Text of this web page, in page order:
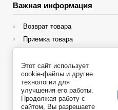
Важная информация
Возврат товара
Приемка товара
Политика
Яндекс Сплит
Этот сайт использует
cookie-файлы и другие
технологии для
улучшения его работы.
Продолжая работу с
сайтом, Вы разрешаете